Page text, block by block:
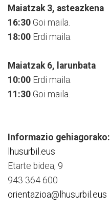
Maiatzak 3, asteazkena
16:30 Goi maila.
18:00 Erdi maila.
Maiatzak 6, larunbata
10:00 Erdi maila.
11:30 Goi maila.
Informazio gehiagorako:
lhusurbil.eus
Etarte bidea, 9
943 364 600
orientazioa@lhusurbil.eus